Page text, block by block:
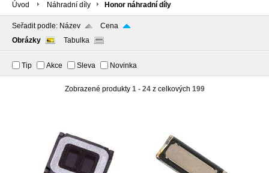
Úvod Náhradní díly Honor náhradní díly
Seřadit podle: Název
Cena
Obrázky
Tabulka
Tip Akce Sleva Novinka
Zobrazené produkty 1 - 24z celkových 199